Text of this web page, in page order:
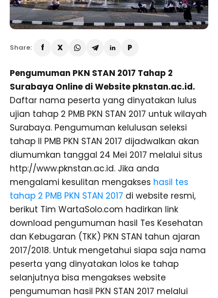
Share:
Pengumuman PKN STAN 2017 Tahap 2
Surabaya Online di Website pknstan.ac.id.
Daftar nama peserta yang dinyatakan lulus
ujian tahap 2 PMB PKN STAN 2017 untuk wilayah
Surabaya. Pengumuman kelulusan seleksi
tahap II PMB PKN STAN 2017 dijadwalkan akan
diumumkan tanggal 24 Mei 2017 melalui situs
http://www.pknstan.ac.id. Jika anda
mengalami kesulitan mengakses hasil tes
tahap 2 PMB PKN STAN 2017 di website resmi,
berikut Tim WartaSolo.com hadirkan link
download pengumuman hasil Tes Kesehatan
dan Kebugaran (TKK) PKN STAN tahun ajaran
2017/2018. Untuk mengetahui siapa saja nama
peserta yang dinyatakan lolos ke tahap
selanjutnya bisa mengakses website
pengumuman hasil PKN STAN 2017 melalui